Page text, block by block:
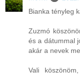
Bianka tényleg
Zuzmó
és a dátummal
akár a nevek
Vali